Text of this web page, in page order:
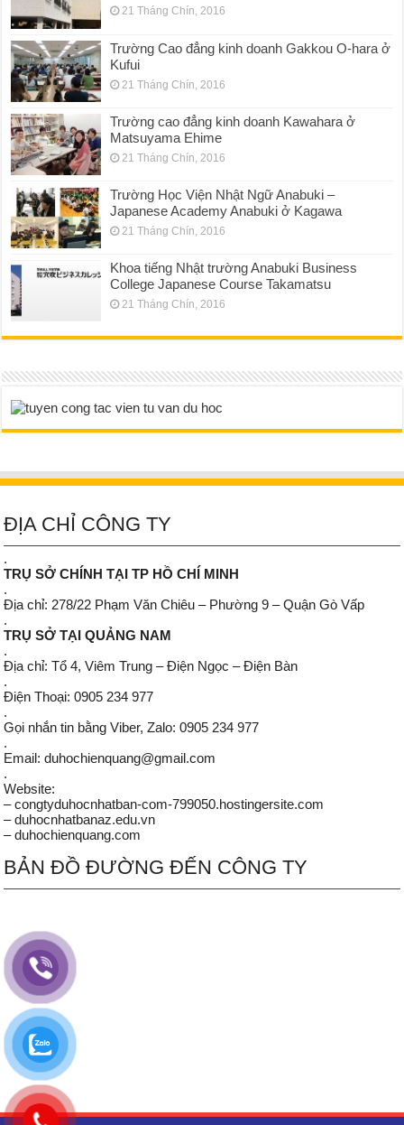
21 Tháng Chín, 2016
Trường Cao đẳng kinh doanh Gakkou O-hara ở
Kufui
21 Tháng Chín, 2016
Trường cao đẳng kinh doanh Kawahara ở
Matsuyama Ehime
21 Tháng Chín, 2016
Trường Học Viện Nhật Ngữ Anabuki –
Japanese Academy Anabuki ở Kagawa
21 Tháng Chín, 2016
Khoa tiếng Nhật trường Anabuki Business
College Japanese Course Takamatsu
21 Tháng Chín, 2016
ĐỊA CHỈ CÔNG TY
.
TRỤ SỞ CHÍNH TẠI TP HỒ CHÍ MINH
.
Địa chỉ: 278/22 Phạm Văn Chiêu – Phường 9 – Quận Gò Vấp
.
TRỤ SỞ TẠI QUẢNG NAM
.
Địa chỉ: Tổ 4, Viêm Trung – Điện Ngọc – Điện Bàn
.
Điện Thoại: 0905 234 977
.
Gọi nhắn tin bằng Viber, Zalo: 0905 234 977
.
Email: duhochienquang@gmail.com
.
Website:
– congtyduhocnhatban-com-799050.hostingersite.com
– duhocnhatbanaz.edu.vn
– duhochienquang.com
BẢN ĐỒ ĐƯỜNG ĐẾN CÔNG TY